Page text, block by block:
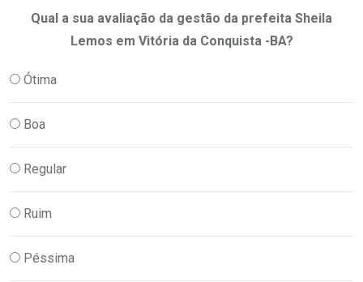
Qual a sua avaliação da gestão da prefeita Sheila
Lemos em Vitória da Conquista -BA?
Ótima
Boa
Regular
Ruim
Péssima